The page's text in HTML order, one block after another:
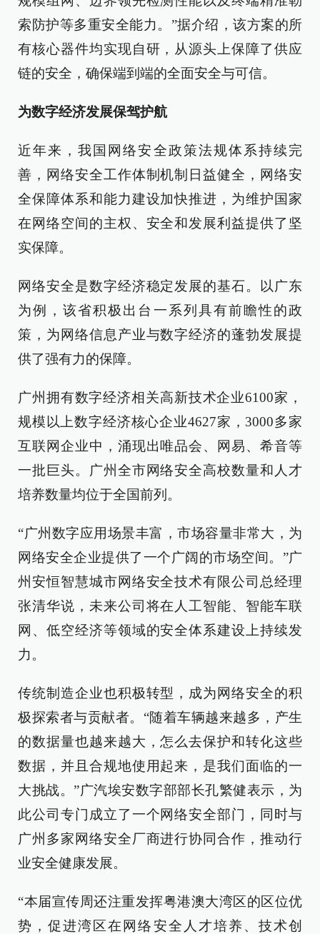
索防护等多重安全能力。”据介绍，该方案的所
有核心器件均实现自研，从源头上保障了供应
链的安全，确保端到端的全面安全与可信。
为数字经济发展保驾护航
近年来，我国网络安全政策法规体系持续完
善，网络安全工作体制机制日益健全，网络安
全保障体系和能力建设加快推进，为维护国家
在网络空间的主权、安全和发展利益提供了坚
实保障。
网络安全是数字经济稳定发展的基石。以广东
为例，该省积极出台一系列具有前瞻性的政
策，为网络信息产业与数字经济的蓬勃发展提
供了强有力的保障。
广州拥有数字经济相关高新技术企业6100家，
规模以上数字经济核心企业4627家，3000多家
互联网企业中，涌现出唯品会、网易、希音等
一批巨头。广州全市网络安全高校数量和人才
培养数量均位于全国前列。
“广州数字应用场景丰富，市场容量非常大，为
网络安全企业提供了一个广阔的市场空间。”广
州安恒智慧城市网络安全技术有限公司总经理
张清华说，未来公司将在人工智能、智能车联
网、低空经济等领域的安全体系建设上持续发
力。
传统制造企业也积极转型，成为网络安全的积
极探索者与贡献者。“随着车辆越来越多，产生
的数据量也越来越大，怎么去保护和转化这些
数据，并且合规地使用起来，是我们面临的一
大挑战。”广汽埃安数字部部长孔繁健表示，为
此公司专门成立了一个网络安全部门，同时与
广州多家网络安全厂商进行协同合作，推动行
业安全健康发展。
“本届宣传周还注重发挥粤港澳大湾区的区位优
势，促进湾区在网络安全人才培养、技术创